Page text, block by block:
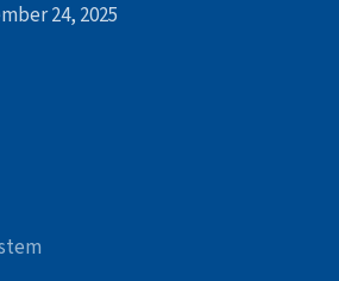
24, 2025